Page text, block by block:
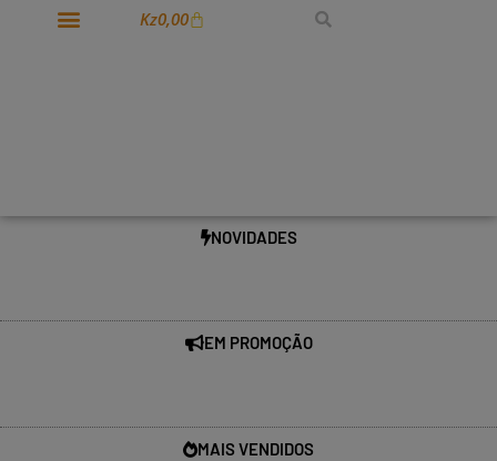
Kz0,00
NOVIDADES
EM PROMOÇÃO
MAIS VENDIDOS